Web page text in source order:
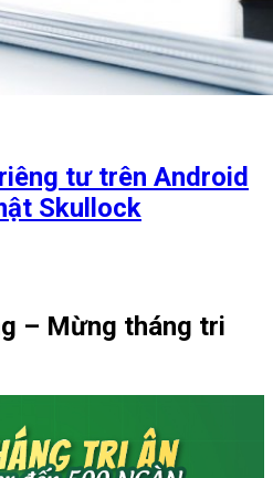
tư trên Android
Skullock
– Mừng tháng tri